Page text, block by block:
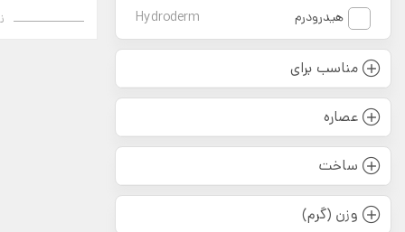
هیدرودرم
Hydroderm
مناسب برای
عصاره
ساخت
وزن (گرم)